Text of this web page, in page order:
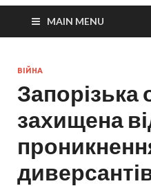
MAIN MENU
ВІЙНА
Запорізька
захищена